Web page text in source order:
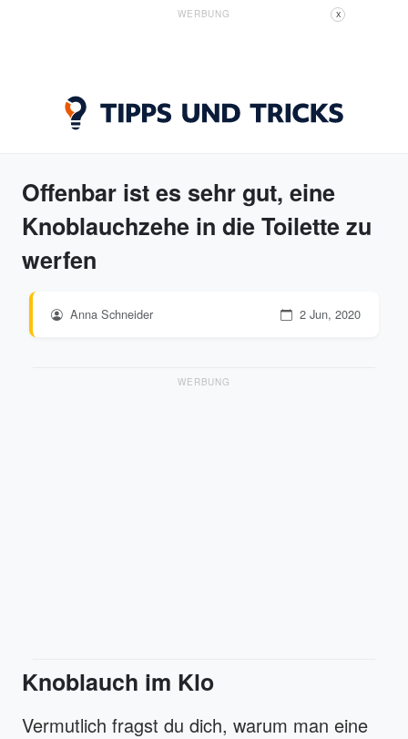
WERBUNG X
Offenbar ist es sehr gut, eine
Knoblauchzehe in die Toilette zu
werfen
Anna Schneider 2 Jun, 2020
WERBUNG
Knoblauch im Klo
Vermutlich fragst du dich, warum man eine